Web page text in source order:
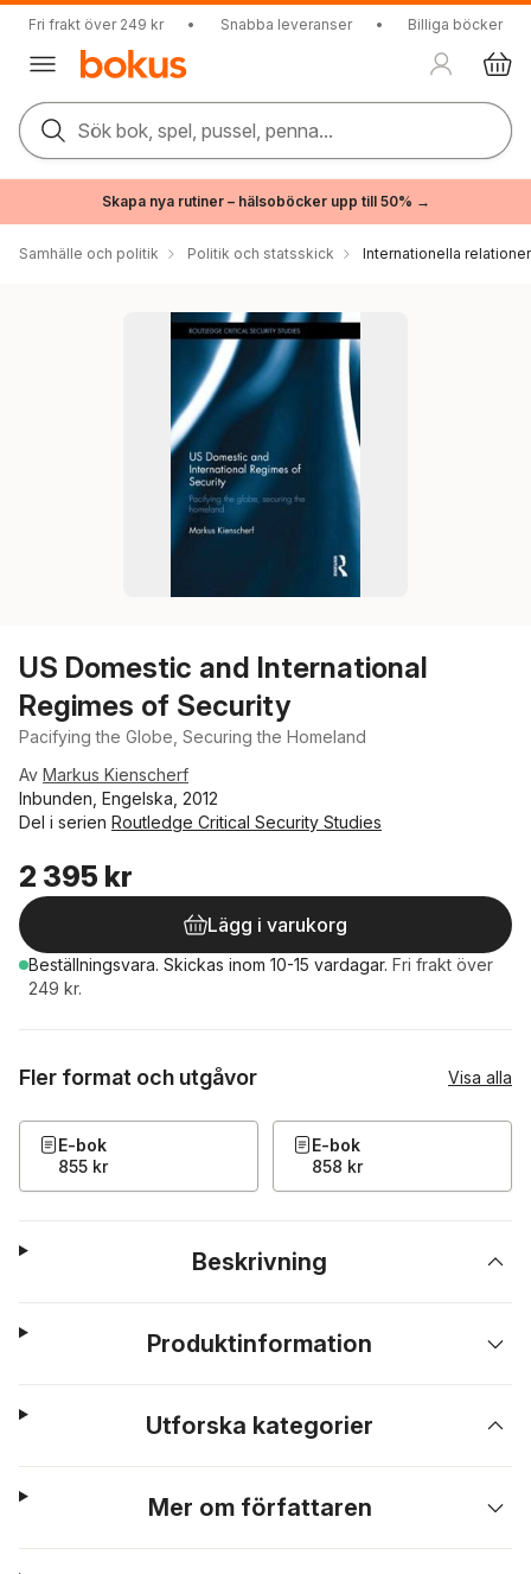
Fri frakt över 249 kr • Snabba leveranser • Billiga böcker
Sök bok, spel, pussel, penna...
Skapa nya rutiner – hälsoböcker upp till 50% →
Samhälle och politik Politik och statsskick Internationella relationer
US Domestic and International
Regimes of Security
Pacifying the Globe, Securing the Homeland
Av Markus Kienscherf
Inbunden, Engelska, 2012
Del i serien Routledge Critical Security Studies
2 395 kr
Lägg i varukorg
Beställningsvara. Skickas inom 10-15 vardagar. Fri frakt över
249 kr.
Fler format och utgåvor Visa alla
E-bok
855 kr
E-bok
858 kr
Beskrivning
Produktinformation
Utforska kategorier
Mer om författaren